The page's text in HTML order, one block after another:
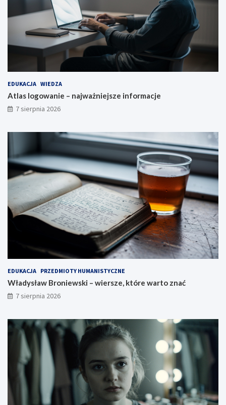
EDUKACJA WIEDZA
Atlas logowanie – najważniejsze informacje
7 sierpnia 2026
EDUKACJA PRZEDMIOTY HUMANISTYCZNE
Władysław Broniewski – wiersze, które warto znać
7 sierpnia 2026